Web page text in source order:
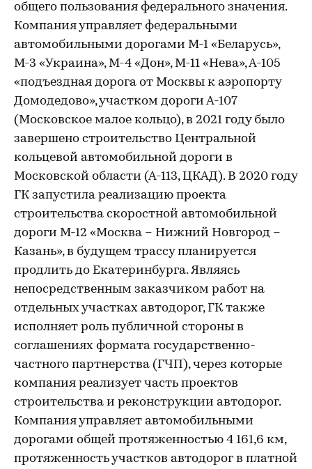
общего пользования федерального значения.
Компания управляет федеральными
автомобильными дорогами М-1 «Беларусь»,
М-3 «Украина», М-4 «Дон», М-11 «Нева», А-105
«подъездная дорога от Москвы к аэропорту
Домодедово», участком дороги А-107
(Московское малое кольцо), в 2021 году было
завершено строительство Центральной
кольцевой автомобильной дороги в
Московской области (А-113, ЦКАД). В 2020 году
ГК запустила реализацию проекта
строительства скоростной автомобильной
дороги М-12 «Москва – Нижний Новгород –
Казань», в будущем трассу планируется
продлить до Екатеринбурга. Являясь
непосредственным заказчиком работ на
отдельных участках автодорог, ГК также
исполняет роль публичной стороны в
соглашениях формата государственно-
частного партнерства (ГЧП), через которые
компания реализует часть проектов
строительства и реконструкции автодорог.
Компания управляет автомобильными
дорогами общей протяженностью 4 161,6 км,
протяженность участков автодорог в платной